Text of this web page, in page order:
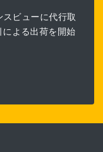
ビューに代行取
よる出荷を開始